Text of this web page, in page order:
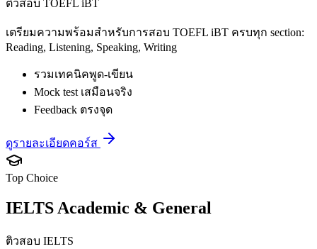
ติวสอบ TOEFL iBT
เตรียมความพร้อมสำหรับการสอบ TOEFL iBT ครบทุก section:
Reading, Listening, Speaking, Writing
รวมเทคนิคพูด-เขียน
Mock test เสมือนจริง
Feedback ตรงจุด
ดูรายละเอียดคอร์ส
Top Choice
IELTS Academic & General
ติวสอบ IELTS